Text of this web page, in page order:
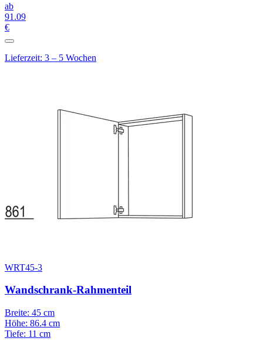
ab
91 .09
€
Lieferzeit: 3 – 5 Wochen
WRT45-3
Wandschrank-Rahmenteil
Breite: 45 cm
Höhe: 86.4 cm
Tiefe: 11 cm